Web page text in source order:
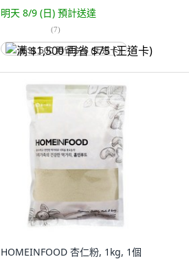
明天 8/9 (日) 預計送達
(7)
满 $1,500 再省 $75 (王道卡)
HOMEINFOOD 杏仁粉, 1kg, 1個